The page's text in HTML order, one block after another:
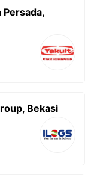
Persada,
Bekasi